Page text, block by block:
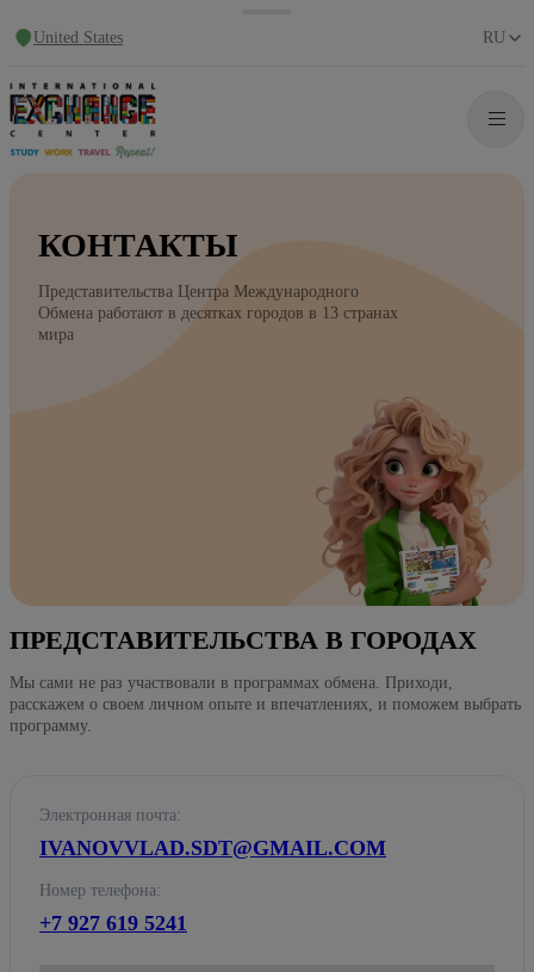
United States RU
КОНТАКТЫ
Представительства Центра Международного
Обмена работают в десятках городов в 13 странах
мира
ПРЕДСТАВИТЕЛЬСТВА В ГОРОДАХ
Мы сами не раз участвовали в программах обмена. Приходи,
расскажем о своем личном опыте и впечатлениях, и поможем выбрать
программу.
Электронная почта:
IVANOVVLAD.SDT@GMAIL.COM
Номер телефона:
+7 927 619 5241